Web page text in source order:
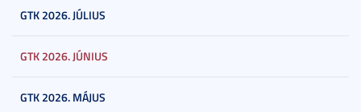
GTK 2026. JÚLIUS
GTK 2026. JÚNIUS
GTK 2026. MÁJUS